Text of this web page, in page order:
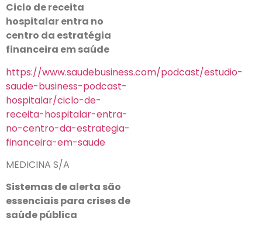
Ciclo de receita
hospitalar entra no
centro da estratégia
financeira em saúde
https://www.saudebusiness.com/podcast/estudio-
saude-business-podcast-
hospitalar/ciclo-de-
receita-hospitalar-entra-
no-centro-da-estrategia-
financeira-em-saude
MEDICINA S/A
Sistemas de alerta são
essenciais para crises de
saúde pública